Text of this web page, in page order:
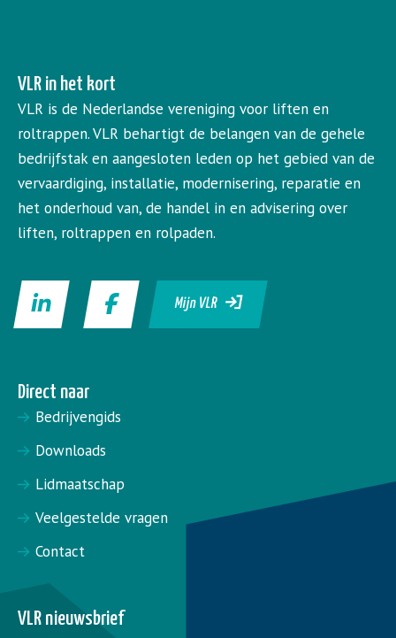
VLR in het kort
VLR is de Nederlandse vereniging voor liften en
roltrappen. VLR behartigt de belangen van de gehele
bedrijfstak en aangesloten leden op het gebied van de
vervaardiging, installatie, modernisering, reparatie en
het onderhoud van, de handel in en advisering over
liften, roltrappen en rolpaden.
Mijn VLR
Direct naar
Bedrijvengids
Downloads
Lidmaatschap
Veelgestelde vragen
Contact
VLR nieuwsbrief